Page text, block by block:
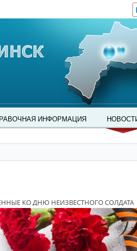
ИНФОРМАЦИЯ
КО ДНЮ НЕИЗВЕСТНОГО СОЛДАТА